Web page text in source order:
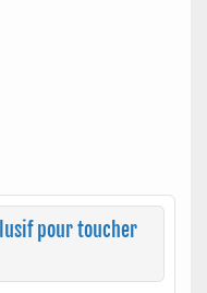
pour toucher